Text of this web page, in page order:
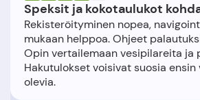
Speksit ja kokotaulukot
Rekisteröityminen nopea,
mukaan helppoa. Ohjeet
Opin vertailemaan vesipilareita ja
Hakutulokset voisivat suosia ensin